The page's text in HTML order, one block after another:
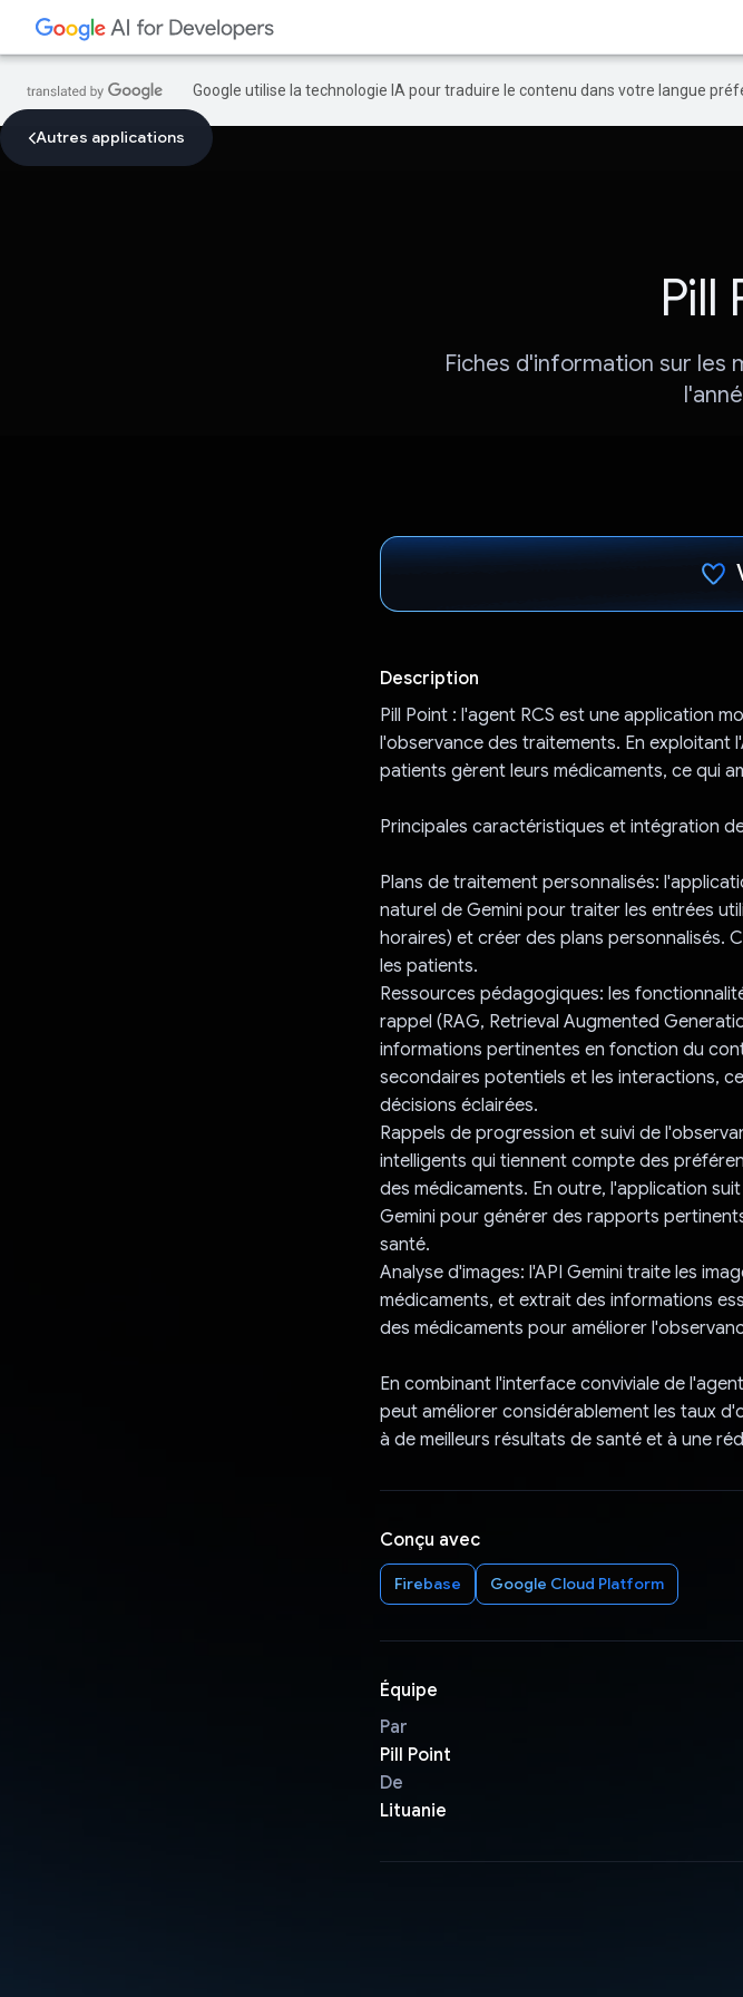
Google utilise la technologie IA pour traduire le contenu dans votre langue
Autres applications
Pill
Fiches d'information sur les
Description
Pill Point : l'agent RCS est une application
l'observance des traitements. En exploitant
patients gèrent leurs médicaments, ce qui
Principales caractéristiques et intégration
Plans de traitement personnalisés:
naturel de Gemini pour traiter les entrées
horaires) et créer des plans personnalisés.
les patients.
Ressources pédagogiques: les
rappel (RAG, Retrieval Augmented
informations pertinentes en fonction du
secondaires potentiels et les interactions,
décisions éclairées.
Rappels de progression et suivi de
intelligents qui tiennent compte des
des médicaments. En outre, l'application
Gemini pour générer des rapports
santé.
Analyse d'images: l'API Gemini traite les
médicaments, et extrait des informations
des médicaments pour améliorer
En combinant l'interface conviviale de
peut améliorer considérablement les taux
à de meilleurs résultats de santé et à une
Conçu avec
Firebase Google Cloud Platform
Équipe
Par
Pill Point
De
Lituanie